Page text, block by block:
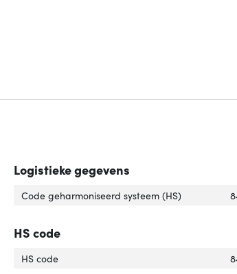
Logistieke gegevens
Code geharmoniseerd systeem (HS)
HS code
HS code